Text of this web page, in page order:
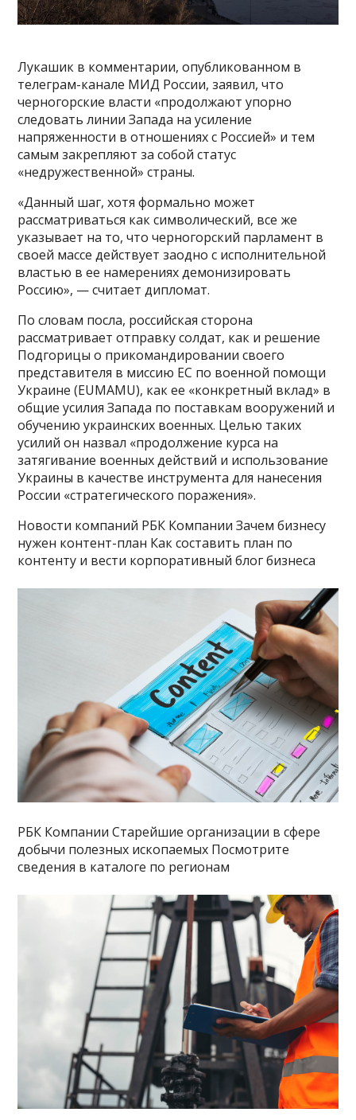
Лукашик в комментарии, опубликованном в
телеграм-канале МИД России, заявил, что
черногорские власти «продолжают упорно
следовать линии Запада на усиление
напряженности в отношениях с Россией» и тем
самым закрепляют за собой статус
«недружественной» страны.
«Данный шаг, хотя формально может
рассматриваться как символический, все же
указывает на то, что черногорский парламент в
своей массе действует заодно с исполнительной
властью в ее намерениях демонизировать
Россию», — считает дипломат.
По словам посла, российская сторона
рассматривает отправку солдат, как и решение
Подгорицы о прикомандировании своего
представителя в миссию ЕС по военной помощи
Украине (EUMAMU), как ее «конкретный вклад» в
общие усилия Запада по поставкам вооружений и
обучению украинских военных. Целью таких
усилий он назвал «продолжение курса на
затягивание военных действий и использование
Украины в качестве инструмента для нанесения
России «стратегического поражения».
Новости компаний РБК Компании Зачем бизнесу
нужен контент-план Как составить план по
контенту и вести корпоративный блог бизнеса
РБК Компании Старейшие организации в сфере
добычи полезных ископаемых Посмотрите
сведения в каталоге по регионам